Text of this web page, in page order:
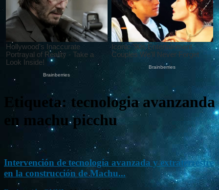
Etiqueta: tecnologia avanzanda
en machu picchu
Intervención de tecnología avanzada y extraterrestre
en la construcción de Machu...